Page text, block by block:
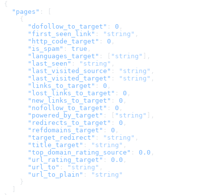
{
  "pages"
: [
    {
      "dofollow_to_target"
: 0 ,
      "first_seen_link"
: "string" ,
      "http_code_target"
: 0 ,
      "is_spam"
: true ,
      "languages_target"
: [ "string"
],
      "last_seen"
: "string" ,
      "last_visited_source"
: "string" ,
      "last_visited_target"
: "string" ,
      "links_to_target"
: 0 ,
      "lost_links_to_target"
: 0 ,
      "new_links_to_target"
: 0 ,
      "nofollow_to_target"
: 0 ,
      "powered_by_target"
: [ "string"
],
      "redirects_to_target"
: 0 ,
      "refdomains_target"
: 0 ,
      "target_redirect"
: "string" ,
      "title_target"
: "string" ,
      "top_domain_rating_source"
: 0.0 ,
      "url_rating_target"
: 0.0 ,
      "url_to"
: "string" ,
      "url_to_plain"
:
"string"
    }